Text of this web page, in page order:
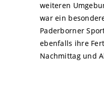
weiteren
war ein
Paderborner
ebenfalls ihre
Nachmittag und